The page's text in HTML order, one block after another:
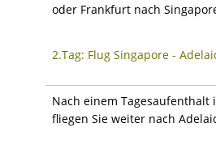
oder Frankfurt nach
2.Tag: Flug Singapore -
Nach einem Tagesaufenthalt
fliegen Sie weiter nach